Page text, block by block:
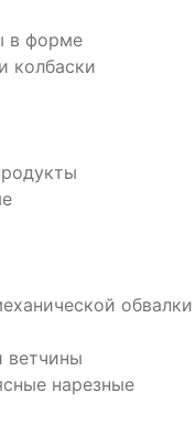
в форме
колбаски
обвалки
ветчины
нарезные